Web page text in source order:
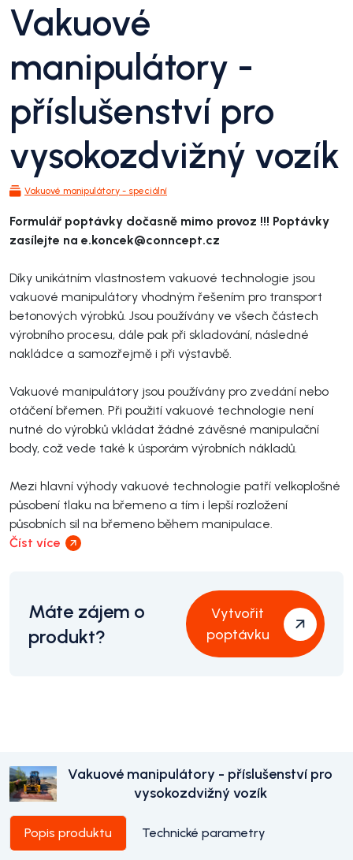
Vakuové
manipulátory -
příslušenství pro
vysokozdvižný vozík
Vakuové manipulátory - speciální
Formulář poptávky dočasně mimo provoz !!! Poptávky
zasílejte na e.koncek@conncept.cz
Díky unikátním vlastnostem vakuové technologie jsou
vakuové manipulátory vhodným řešením pro transport
betonových výrobků. Jsou používány ve všech částech
výrobního procesu, dále pak při skladování, následné
nakládce a samozřejmě i při výstavbě.
Vakuové manipulátory jsou používány pro zvedání nebo
otáčení břemen. Při použití vakuové technologie není
nutné do výrobků vkládat žádné závěsné manipulační
body, což vede také k úsporám výrobních nákladů.
Mezi hlavní výhody vakuové technologie patří velkoplošné
působení tlaku na břemeno a tím i lepší rozložení
působních sil na břemeno během manipulace.
Číst více
Máte zájem o
produkt?
Vytvořit
poptávku
Vakuové manipulátory - příslušenství pro
vysokozdvižný vozík
Popis produktu Technické parametry